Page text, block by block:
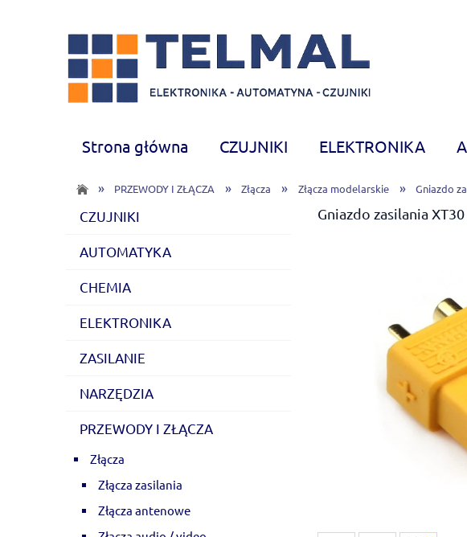
Strona główna CZUJNIKI ELEKTRONIKA
CHEMIA
Nowości
» PRZEWODY I ZŁĄCZA » Złącza » Złącza modelarskie » Gniazdo
CZUJNIKI
AUTOMATYKA
CHEMIA
ELEKTRONIKA
ZASILANIE
NARZĘDZIA
PRZEWODY I ZŁĄCZA
Złącza
Złącza zasilania
Złącza antenowe
Gniazdo zasilania